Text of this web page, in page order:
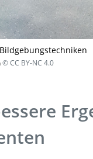
© CC BY-NC 4.0